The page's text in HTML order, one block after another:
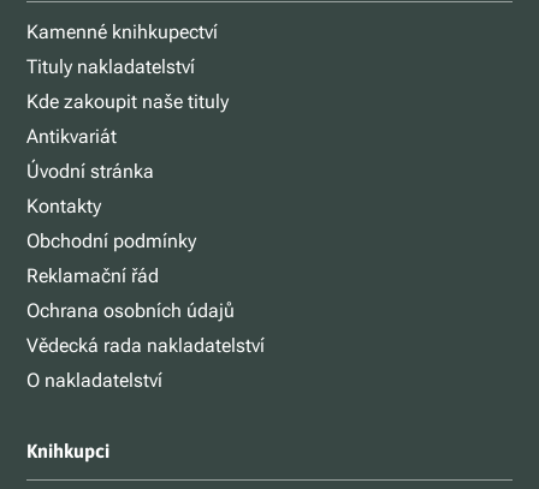
Kamenné knihkupectví
Tituly nakladatelství
Kde zakoupit naše tituly
Antikvariát
Úvodní stránka
Kontakty
Obchodní podmínky
Reklamační řád
Ochrana osobních údajů
Vědecká rada nakladatelství
O nakladatelství
Knihkupci